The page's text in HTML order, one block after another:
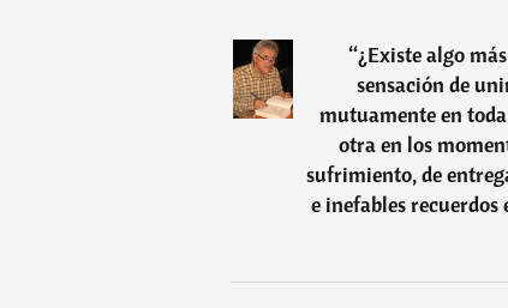
“¿Existe algo
sensación de
mutuamente en
otra en los
sufrimiento, de
e inefables